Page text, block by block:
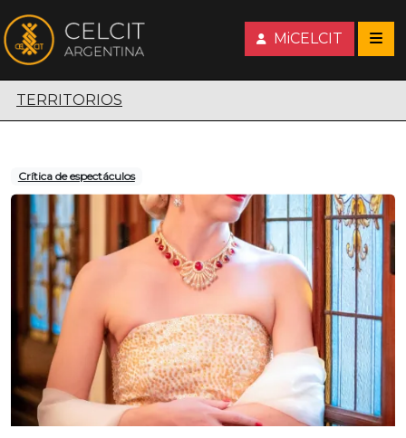
MiCELCIT
Territorios escénicos
TERRITORIOS
Crítica de espectáculos